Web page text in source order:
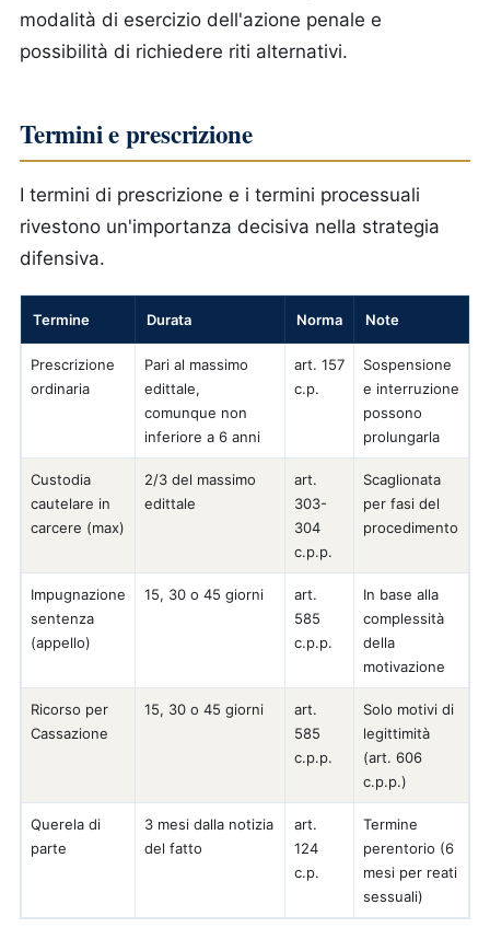
modalità di esercizio dell'azione penale e
possibilità di richiedere riti alternativi.
Termini e prescrizione
I termini di prescrizione e i termini processuali
rivestono un'importanza decisiva nella strategia
difensiva.
Termine Durata Norma Note
Prescrizione
ordinaria
Pari al massimo
edittale,
comunque non
inferiore a 6 anni
art. 157
c.p.
Sospensione
e interruzione
possono
prolungarla
Custodia
cautelare in
carcere (max)
2/3 del massimo
edittale
art.
303-
304
c.p.p.
Scaglionata
per fasi del
procedimento
Impugnazione
sentenza
(appello)
15, 30 o 45 giorni
art.
585
c.p.p.
In base alla
complessità
della
motivazione
Ricorso per
Cassazione
15, 30 o 45 giorni
art.
585
c.p.p.
Solo motivi di
legittimità
(art. 606
c.p.p.)
Querela di
parte
3 mesi dalla notizia
del fatto
art.
124
c.p.
Termine
perentorio (6
mesi per reati
sessuali)